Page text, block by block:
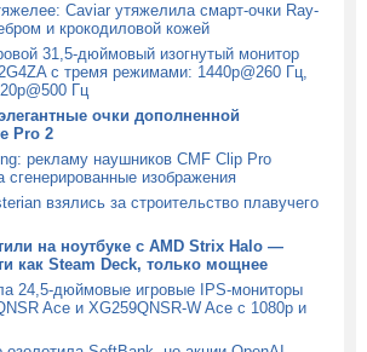
Caviar утяжелила смарт-очки Ray-
и крокодиловой кожей
31,5-дюймовый изогнутый монитор
с тремя режимами: 1440p@260 Гц,
Гц
очки дополненной
Pro 2
рекламу наушников CMF Clip Pro
сгенерированные изображения
взялись за строительство плавучего
на ноутбуке с AMD Strix Halo —
как Steam Deck, только мощнее
24,5-дюймовые игровые IPS-мониторы
Ace и XG259QNSR-W Ace с 1080p и